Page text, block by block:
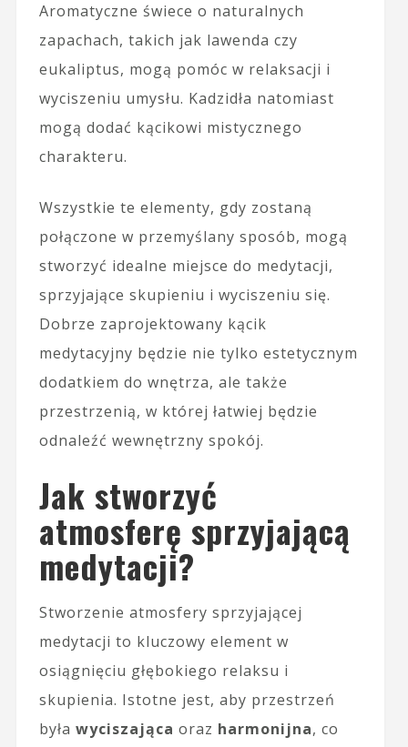
Aromatyczne świece o naturalnych
zapachach, takich jak lawenda czy
eukaliptus, mogą pomóc w relaksacji i
wyciszeniu umysłu. Kadzidła natomiast
mogą dodać kącikowi mistycznego
charakteru.
Wszystkie te elementy, gdy zostaną
połączone w przemyślany sposób, mogą
stworzyć idealne miejsce do medytacji,
sprzyjające skupieniu i wyciszeniu się.
Dobrze zaprojektowany kącik
medytacyjny będzie nie tylko estetycznym
dodatkiem do wnętrza, ale także
przestrzenią, w której łatwiej będzie
odnaleźć wewnętrzny spokój.
Jak stworzyć
atmosferę sprzyjającą
medytacji?
Stworzenie atmosfery sprzyjającej
medytacji to kluczowy element w
osiągnięciu głębokiego relaksu i
skupienia. Istotne jest, aby przestrzeń
była wyciszająca oraz harmonijna, co